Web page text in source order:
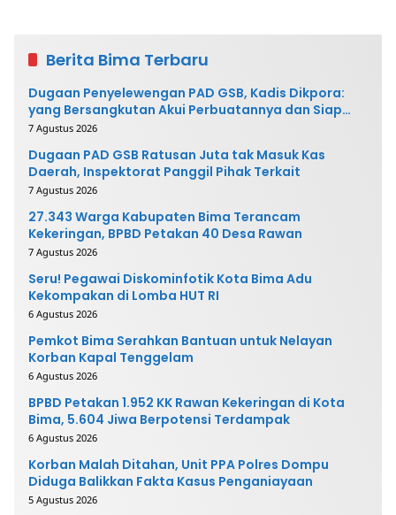
Berita Bima Terbaru
Dugaan Penyelewengan PAD GSB, Kadis Dikpora:
yang Bersangkutan Akui Perbuatannya dan Siap
Mengembalikan Uang
7 Agustus 2026
Dugaan PAD GSB Ratusan Juta tak Masuk Kas
Daerah, Inspektorat Panggil Pihak Terkait
7 Agustus 2026
27.343 Warga Kabupaten Bima Terancam
Kekeringan, BPBD Petakan 40 Desa Rawan
7 Agustus 2026
Seru! Pegawai Diskominfotik Kota Bima Adu
Kekompakan di Lomba HUT RI
6 Agustus 2026
Pemkot Bima Serahkan Bantuan untuk Nelayan
Korban Kapal Tenggelam
6 Agustus 2026
BPBD Petakan 1.952 KK Rawan Kekeringan di Kota
Bima, 5.604 Jiwa Berpotensi Terdampak
6 Agustus 2026
Korban Malah Ditahan, Unit PPA Polres Dompu
Diduga Balikkan Fakta Kasus Penganiayaan
5 Agustus 2026